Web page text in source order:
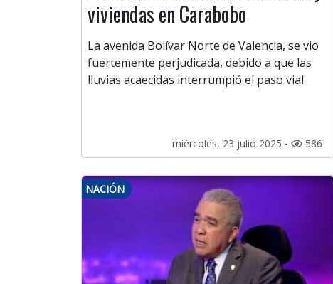
viviendas en Carabobo
La avenida Bolívar Norte de Valencia, se vio
fuertemente perjudicada, debido a que las
lluvias acaecidas interrumpió el paso vial.
miércoles, 23 julio 2025 - 586
NACIÓN